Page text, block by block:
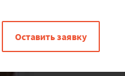
Оставить заявку